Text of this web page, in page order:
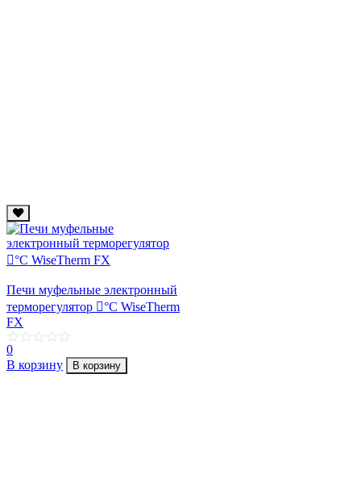
Печи муфельные электронный
терморегулятор 񩎘°С WiseTherm
FX
0
В корзину
В корзину